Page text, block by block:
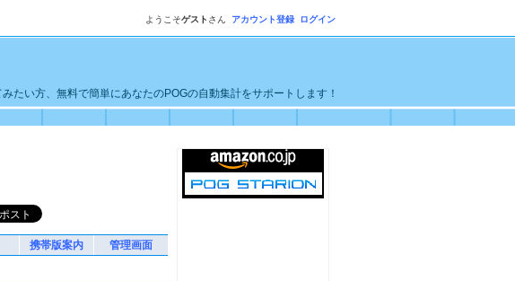
ようこそゲスト さん アカウント登録 ログイン
たい方、無料で簡単にあなたのPOGの自動集計をサポートします！
携帯版案内 管理画面